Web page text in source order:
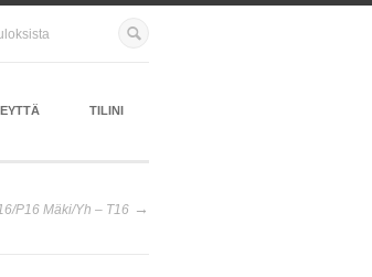
TILINI
P16 Mäki/Yh – T16